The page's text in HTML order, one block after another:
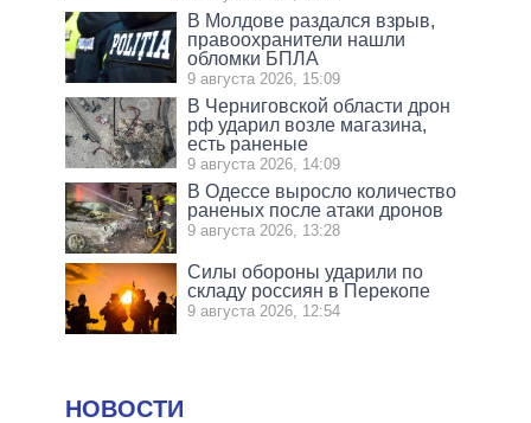
В Молдове раздался взрыв,
правоохранители нашли
обломки БПЛА
9 августа 2026, 15:09
В Черниговской области дрон
рф ударил возле магазина,
есть раненые
9 августа 2026, 14:09
В Одессе выросло количество
раненых после атаки дронов
9 августа 2026, 13:28
Силы обороны ударили по
складу россиян в Перекопе
9 августа 2026, 12:54
НОВОСТИ